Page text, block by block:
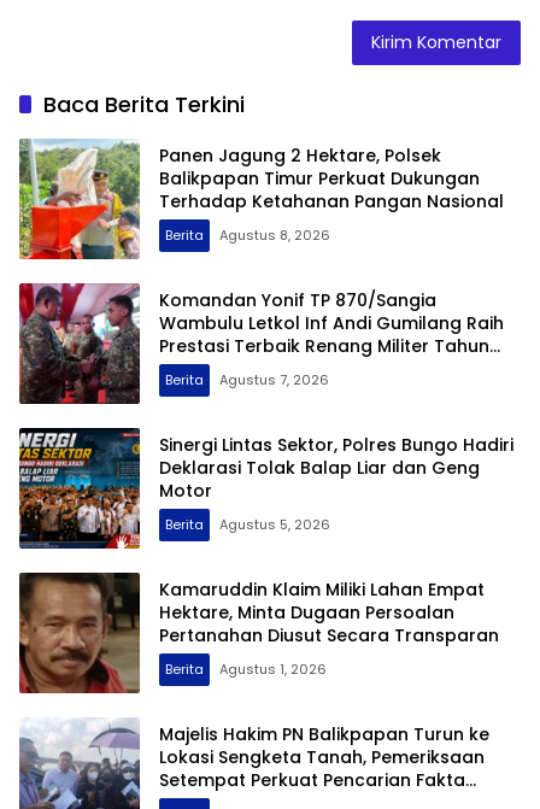
Baca Berita Terkini
Panen Jagung 2 Hektare, Polsek
Balikpapan Timur Perkuat Dukungan
Terhadap Ketahanan Pangan Nasional
Berita Agustus 8, 2026
Komandan Yonif TP 870/Sangia
Wambulu Letkol Inf Andi Gumilang Raih
Prestasi Terbaik Renang Militer Tahun
2026
Berita Agustus 7, 2026
Sinergi Lintas Sektor, Polres Bungo Hadiri
Deklarasi Tolak Balap Liar dan Geng
Motor
Berita Agustus 5, 2026
Kamaruddin Klaim Miliki Lahan Empat
Hektare, Minta Dugaan Persoalan
Pertanahan Diusut Secara Transparan
Berita Agustus 1, 2026
Majelis Hakim PN Balikpapan Turun ke
Lokasi Sengketa Tanah, Pemeriksaan
Setempat Perkuat Pencarian Fakta
Hukum